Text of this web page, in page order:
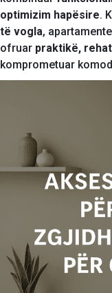
optimizim hapësire.
të vogla,
ofruar praktikë,
komprometuar